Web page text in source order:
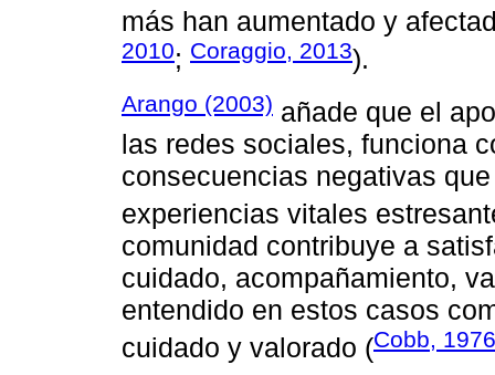
más han aumentado y
2010; Coraggio, 2013).
Arango (2003) añade que el
las redes sociales, funciona
consecuencias negativas
experiencias vitales
comunidad contribuye a
cuidado, acompañamiento,
entendido en estos casos
cuidado y valorado (Cobb, 1976